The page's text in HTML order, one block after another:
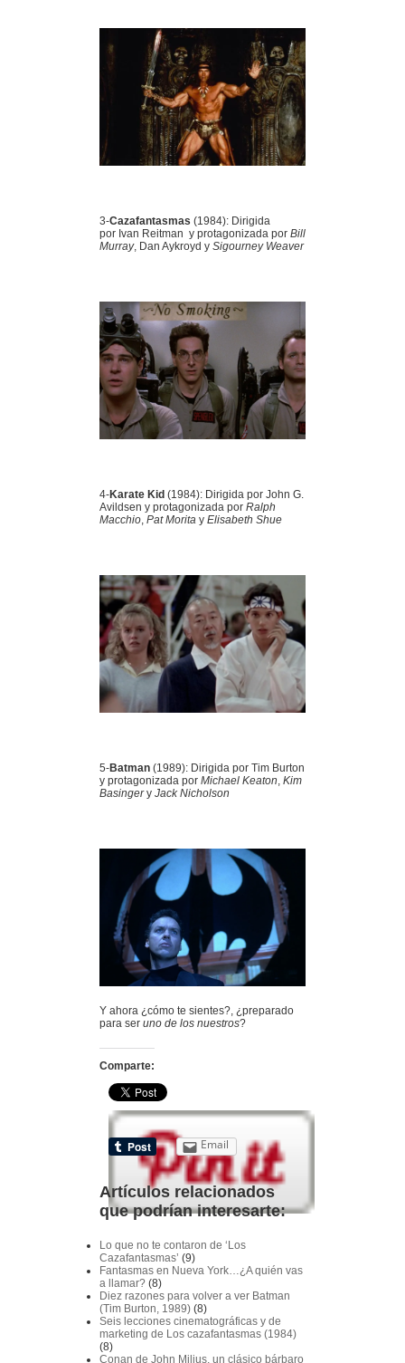
3-Cazafantasmas (1984): Dirigida
por Ivan Reitman y protagonizada por Bill
Murray, Dan Aykroyd y Sigourney Weaver
4-Karate Kid (1984): Dirigida por John G.
Avildsen y protagonizada por Ralph
Macchio, Pat Morita y Elisabeth Shue
5-Batman (1989): Dirigida por Tim Burton
y protagonizada por Michael Keaton, Kim
Basingery Jack Nicholson
Y ahora ¿cómo te sientes?, ¿preparado
para ser uno de los nuestros?
Comparte:
Email
Artículos relacionados
que podrían interesarte:
Lo que no te contaron de ‘Los
Cazafantasmas’ (9)
Fantasmas en Nueva York…¿A quién vas
a llamar? (8)
Diez razones para volver a ver Batman
(Tim Burton, 1989) (8)
Seis lecciones cinematográficas y de
marketing de Los cazafantasmas (1984)
(8)
Conan de John Milius, un clásico bárbaro